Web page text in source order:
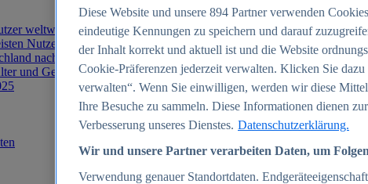
weltweit 2012-2025
Nutzern weltweit 2025
nach Generationen 2025
und Geschlecht in Deutschland 2025
Diese Website und unsere 894 Partner verwenden
eindeutige Kennungen zu speichern und darauf
der Inhalt korrekt und aktuell ist und die Website
Cookie-Präferenzen jederzeit verwalten. Klicken Sie
verwalten“. Wenn Sie einwilligen, werden wir diese
Ihre Besuche zu sammeln. Diese Informationen dienen
Verbesserung unseres Dienstes. Datenschutzerklärung.
Wir und unsere Partner verarbeiten Daten, um
Verwendung genauer Standortdaten.